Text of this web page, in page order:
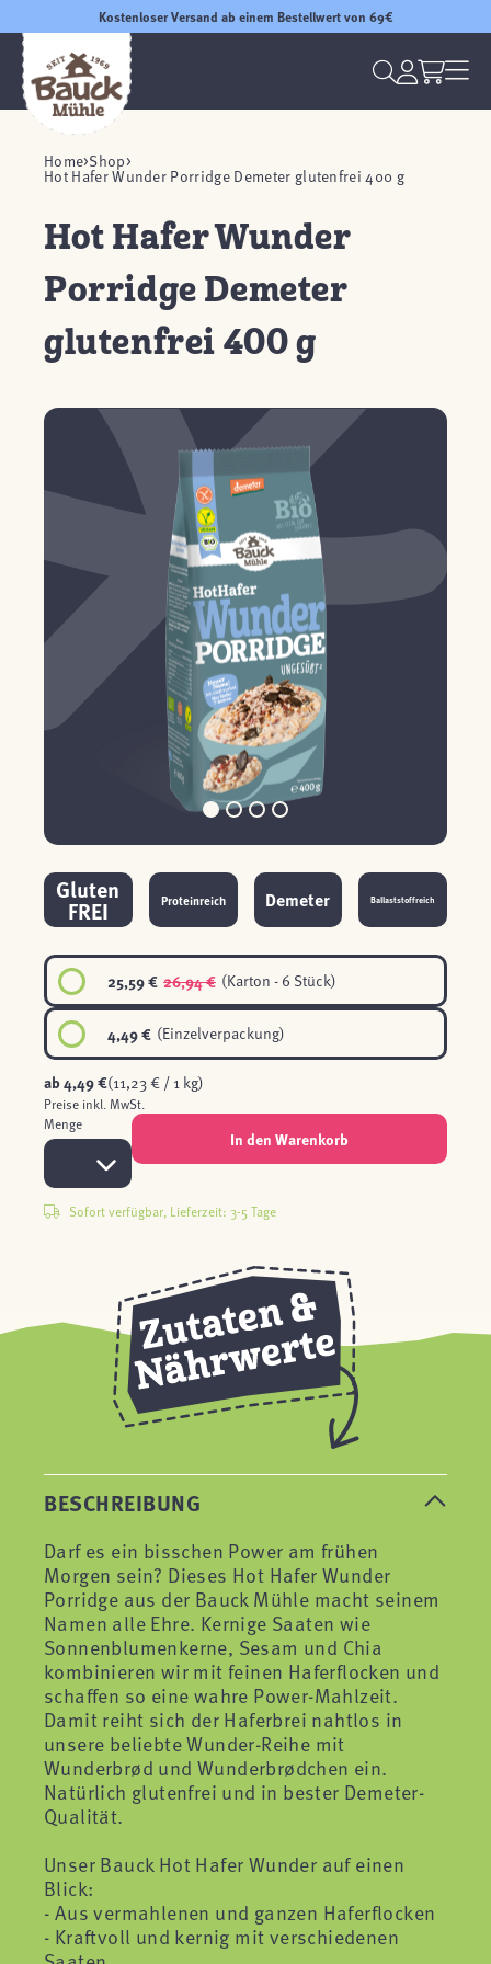
Kostenloser Versand ab einem Bestellwert von 69€
Home Shop
Hot Hafer Wunder Porridge Demeter glutenfrei 400 g
Gluten
FREI Proteinreich Demeter Ballaststoffreich
Hot Hafer Wunder
Porridge Demeter
glutenfrei 400 g
25,59 € 26,94 € (Karton - 6 Stück)
4,49 € (Einzelverpackung)
ab4,49 €(11,23 € / 1 kg)
Preise inkl. MwSt.
Menge
In den Warenkorb
Sofort verfügbar, Lieferzeit: 3-5 Tage
BESCHREIBUNG
Darf es ein bisschen Power am frühen
Morgen sein? Dieses Hot Hafer Wunder
Porridge aus der Bauck Mühle macht seinem
Namen alle Ehre. Kernige Saaten wie
Sonnenblumenkerne, Sesam und Chia
kombinieren wir mit feinen Haferflocken und
schaffen so eine wahre Power-Mahlzeit.
Damit reiht sich der Haferbrei nahtlos in
unsere beliebte Wunder-Reihe mit
Wunderbrød und Wunderbrødchen ein.
Natürlich glutenfrei und in bester Demeter-
Qualität.
Unser Bauck Hot Hafer Wunder auf einen
Blick:
- Aus vermahlenen und ganzen Haferflocken
- Kraftvoll und kernig mit verschiedenen